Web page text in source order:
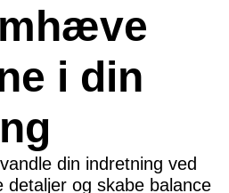
i din
din indretning ved
og skabe balance